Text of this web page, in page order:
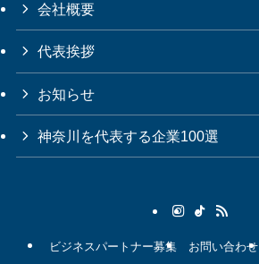
会社概要
代表挨拶
お知らせ
神奈川を代表する企業100選
ビジネスパートナー募集 お問い合わせ